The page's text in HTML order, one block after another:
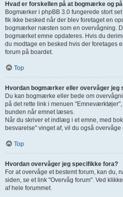
Hvad er forskellen på at bogmærke og
Bogmærker i phpBB 3.0 fungerede stort
fik ikke besked når der blev foretaget en
bogmærker næsten som en overvågning.
bogmærket emne opdateres. Hvis du
du modtage en besked hvis der foretages
forum på boardet.
Top
Hvordan bogmærker eller overvåger jeg
Du kan bogmærke eller bede om
på det rette link i menuen
bunden når emnet læses.
Når du skriver et indlæg i et emne, med
besvarelse" vinget af, vil du også overvåge
Top
Hvordan overvåger jeg specifikke fora?
For at overvåge et bestemt forum, kan du,
siden, se et link "Overvåg forum". Ved
af hele forummet.